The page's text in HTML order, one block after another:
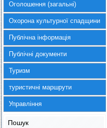
Оголошення (загальні)
Охорона культурної спадщини
Публічна інформація
Публічні документи
Туризм
туристичні маршрути
Управління
Пошук